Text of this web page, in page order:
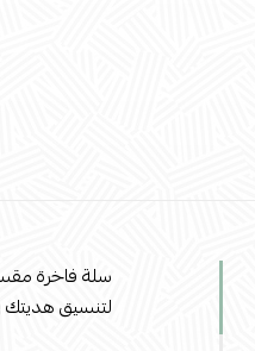
سلة فاخرة
لتنسيق هديتك